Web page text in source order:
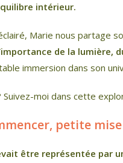
intérieur.
Marie nous partage
de la lumière,
immersion dans son
Suivez-moi dans cette
petite
être représentée par